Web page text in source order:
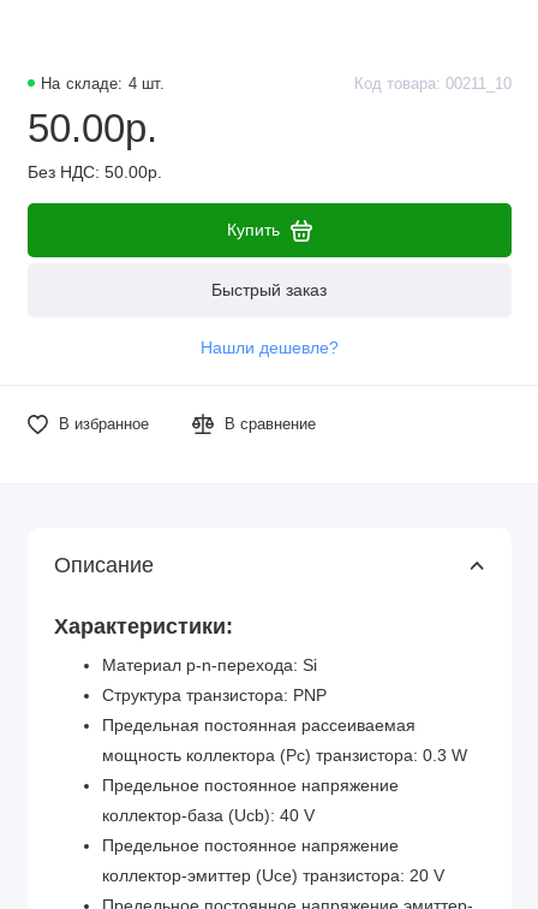
Разъёмы, штекеры и соединители
Резисторы
Реле
Стабилизаторы питания
На складе: 4 шт. Код товара: 00211_10
50.00р.
Без НДС: 50.00р.
Купить
Быстрый заказ
Нашли дешевле?
В избранное В сравнение
Описание
Характеристики:
Материал p-n-перехода: Si
Структура транзистора: PNP
Предельная постоянная рассеиваемая
мощность коллектора (Pc) транзистора: 0.3 W
Предельное постоянное напряжение
коллектор-база (Ucb): 40 V
Предельное постоянное напряжение
коллектор-эмиттер (Uce) транзистора: 20 V